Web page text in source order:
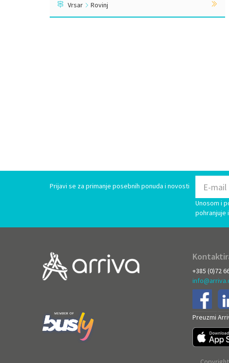
Vrsar Rovinj
Prijavi se za primanje posebnih ponuda i novosti
Unosom i
pohranjuje
+385 (0)72
Preuzmi